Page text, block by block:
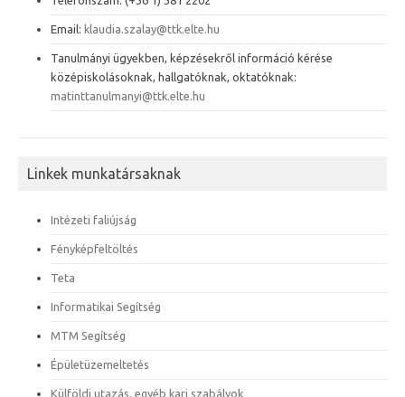
Email: klaudia.szalay@ttk.elte.hu
Tanulmányi ügyekben, képzésekről információ kérése
középiskolásoknak, hallgatóknak, oktatóknak:
matinttanulmanyi@ttk.elte.hu
Linkek munkatársaknak
Intézeti faliújság
Fényképfeltöltés
Teta
Informatikai Segítség
MTM Segítség
Épületüzemeltetés
Külföldi utazás, egyéb kari szabályok